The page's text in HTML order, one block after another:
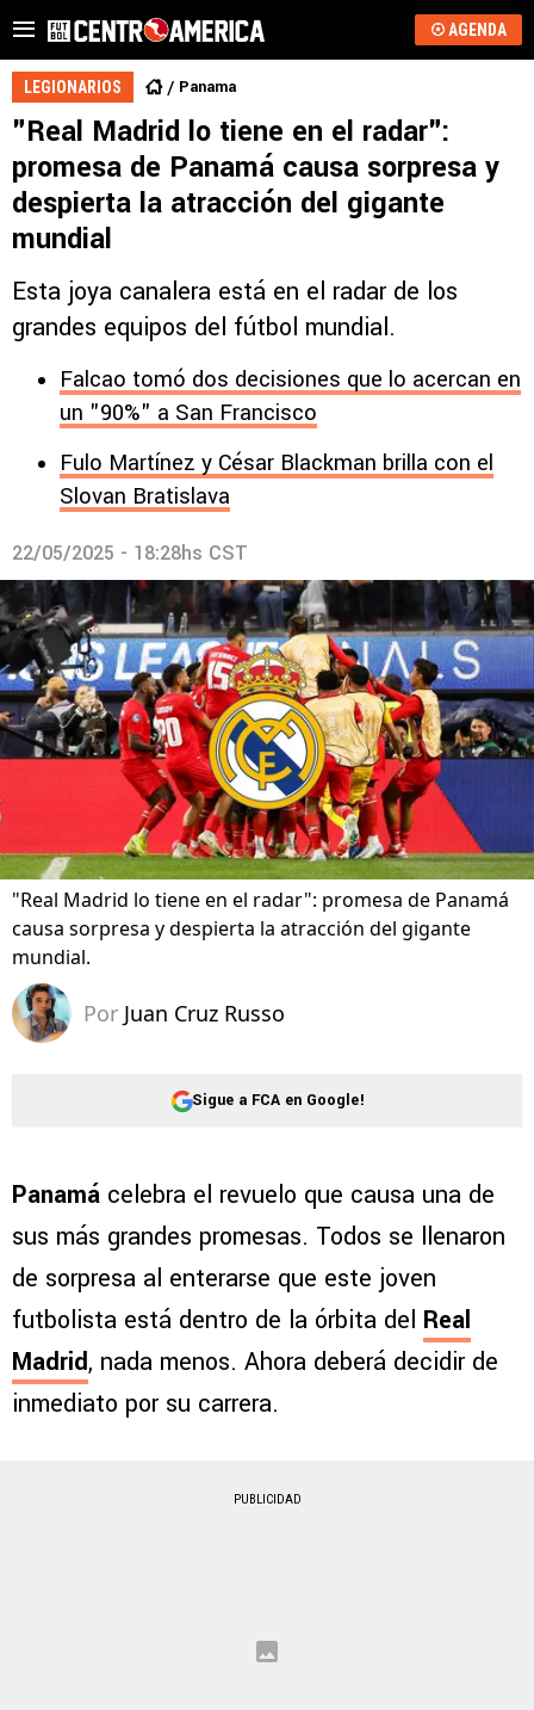
AGENDA
LEGIONARIOS Panama
"Real Madrid lo tiene en el radar":
promesa de Panamá causa sorpresa y
despierta la atracción del gigante
mundial
Esta joya canalera está en el radar de los
grandes equipos del fútbol mundial.
Falcao tomó dos decisiones que lo acercan en
un "90%" a San Francisco
Fulo Martínez y César Blackman brilla con el
Slovan Bratislava
22/05/2025 - 18:28hs CST
"Real Madrid lo tiene en el radar": promesa de Panamá
causa sorpresa y despierta la atracción del gigante
mundial.
Por Juan Cruz Russo
Sigue a FCA en Google!
Panamá celebra el revuelo que causa una de
sus más grandes promesas. Todos se llenaron
de sorpresa al enterarse que este joven
futbolista está dentro de la órbita del Real
Madrid, nada menos. Ahora deberá decidir de
inmediato por su carrera.
PUBLICIDAD